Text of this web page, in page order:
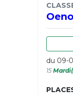
du 09-
15